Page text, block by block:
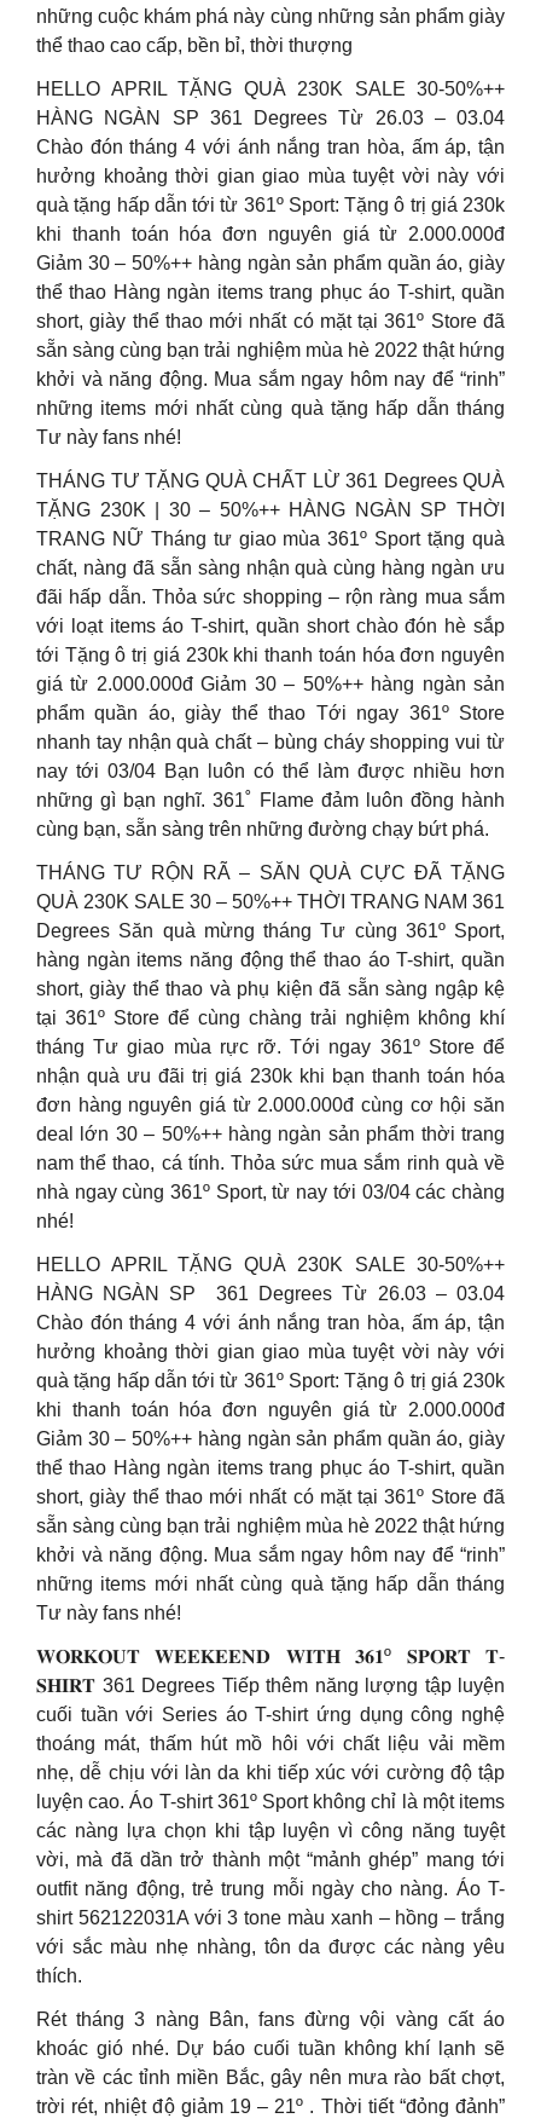
những cuộc khám phá này cùng những sản phẩm giày
thể thao cao cấp, bền bỉ, thời thượng
HELLO APRIL TẶNG QUÀ 230K SALE 30-50%++
HÀNG NGÀN SP 361 Degrees Từ 26.03 – 03.04
Chào đón tháng 4 với ánh nắng tran hòa, ấm áp, tận
hưởng khoảng thời gian giao mùa tuyệt vời này với
quà tặng hấp dẫn tới từ 361º Sport: Tặng ô trị giá 230k
khi thanh toán hóa đơn nguyên giá từ 2.000.000đ
Giảm 30 – 50%++ hàng ngàn sản phẩm quần áo, giày
thể thao Hàng ngàn items trang phục áo T-shirt, quần
short, giày thể thao mới nhất có mặt tại 361º Store đã
sẵn sàng cùng bạn trải nghiệm mùa hè 2022 thật hứng
khởi và năng động. Mua sắm ngay hôm nay để “rinh”
những items mới nhất cùng quà tặng hấp dẫn tháng
Tư này fans nhé!
THÁNG TƯ TẶNG QUÀ CHẤT LỪ 361 Degrees QUÀ
TẶNG 230K | 30 – 50%++ HÀNG NGÀN SP THỜI
TRANG NỮ Tháng tư giao mùa 361º Sport tặng quà
chất, nàng đã sẵn sàng nhận quà cùng hàng ngàn ưu
đãi hấp dẫn. Thỏa sức shopping – rộn ràng mua sắm
với loạt items áo T-shirt, quần short chào đón hè sắp
tới Tặng ô trị giá 230k khi thanh toán hóa đơn nguyên
giá từ 2.000.000đ Giảm 30 – 50%++ hàng ngàn sản
phẩm quần áo, giày thể thao Tới ngay 361º Store
nhanh tay nhận quà chất – bùng cháy shopping vui từ
nay tới 03/04 Bạn luôn có thể làm được nhiều hơn
những gì bạn nghĩ. 361˚ Flame đảm luôn đồng hành
cùng bạn, sẵn sàng trên những đường chạy bứt phá. ️
THÁNG TƯ RỘN RÃ – SĂN QUÀ CỰC ĐÃ TẶNG
QUÀ 230K SALE 30 – 50%++ THỜI TRANG NAM 361
Degrees Săn quà mừng tháng Tư cùng 361º Sport,
hàng ngàn items năng động thể thao áo T-shirt, quần
short, giày thể thao và phụ kiện đã sẵn sàng ngập kệ
tại 361º Store để cùng chàng trải nghiệm không khí
tháng Tư giao mùa rực rỡ. Tới ngay 361º Store để
nhận quà ưu đãi trị giá 230k khi bạn thanh toán hóa
đơn hàng nguyên giá từ 2.000.000đ cùng cơ hội săn
deal lớn 30 – 50%++ hàng ngàn sản phẩm thời trang
nam thể thao, cá tính. Thỏa sức mua sắm rinh quà về
nhà ngay cùng 361º Sport, từ nay tới 03/04 các chàng
nhé!
HELLO APRIL TẶNG QUÀ 230K SALE 30-50%++
HÀNG NGÀN SP 361 Degrees Từ 26.03 – 03.04
Chào đón tháng 4 với ánh nắng tran hòa, ấm áp, tận
hưởng khoảng thời gian giao mùa tuyệt vời này với
quà tặng hấp dẫn tới từ 361º Sport: Tặng ô trị giá 230k
khi thanh toán hóa đơn nguyên giá từ 2.000.000đ
Giảm 30 – 50%++ hàng ngàn sản phẩm quần áo, giày
thể thao Hàng ngàn items trang phục áo T-shirt, quần
short, giày thể thao mới nhất có mặt tại 361º Store đã
sẵn sàng cùng bạn trải nghiệm mùa hè 2022 thật hứng
khởi và năng động. Mua sắm ngay hôm nay để “rinh”
những items mới nhất cùng quà tặng hấp dẫn tháng
Tư này fans nhé!
𝐖𝐎𝐑𝐊𝐎𝐔𝐓 𝐖𝐄𝐄𝐊𝐄𝐄𝐍𝐃 𝐖𝐈𝐓𝐇 𝟑𝟔𝟏º 𝐒𝐏𝐎𝐑𝐓 𝐓-
𝐒𝐇𝐈𝐑𝐓 361 Degrees Tiếp thêm năng lượng tập luyện
cuối tuần với Series áo T-shirt ứng dụng công nghệ
thoáng mát, thấm hút mồ hôi với chất liệu vải mềm
nhẹ, dễ chịu với làn da khi tiếp xúc với cường độ tập
luyện cao. Áo T-shirt 361º Sport không chỉ là một items
các nàng lựa chọn khi tập luyện vì công năng tuyệt
vời, mà đã dần trở thành một “mảnh ghép” mang tới
outfit năng động, trẻ trung mỗi ngày cho nàng. Áo T-
shirt 562122031A với 3 tone màu xanh – hồng – trắng
với sắc màu nhẹ nhàng, tôn da được các nàng yêu
thích.
Rét tháng 3 nàng Bân, fans đừng vội vàng cất áo
khoác gió nhé. Dự báo cuối tuần không khí lạnh sẽ
tràn về các tỉnh miền Bắc, gây nên mưa rào bất chợt,
trời rét, nhiệt độ giảm 19 – 21º . Thời tiết “đỏng đảnh”